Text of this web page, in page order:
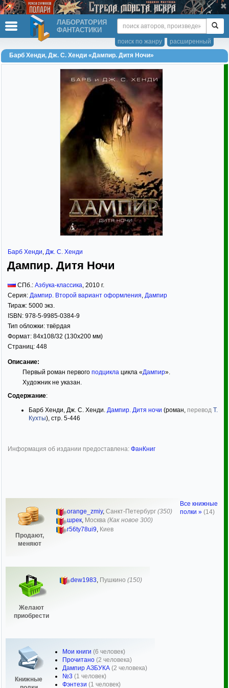
ЛАБОРАТОРИЯ
ФАНТАСТИКИ
расширенный
поиск по жанру
Барб Хенди, Дж. С. Хенди «Дампир. Дитя Ночи»
Барб Хенди, Дж. С. Хенди
Дампир. Дитя Ночи
СПб.: Азбука-классика, 2010 г.
Серия: Дампир. Второй вариант оформления, Дампир
Тираж: 5000 экз.
ISBN: 978-5-9985-0384-9
Тип обложки: твёрдая
Формат: 84x108/32 (130x200 мм)
Страниц: 448
Описание:
Первый роман первого подциклацикла «Дампир».
Художник не указан.
Содержание:
Барб Хенди, Дж. С. Хенди. Дампир. Дитя ночи (роман, перевод Т.
Кухты), стр. 5-446
Информация об издании предоставлена: ФанКниг
Продают,
меняют
orange_zmiy, Санкт-Петербург (350)
шрек, Москва (Как новое 300)
r56ty78ui9 Киев
Желают
приобрести
dew1983, Пушкино (150)
Книжные
Мои книги (6 человек)
Прочитано (2 человека)
Дампир АЗБУКА (2 человека)
№3 (1 человек)
Фэнтези (1 человек)
Все книжные
полки » (14)